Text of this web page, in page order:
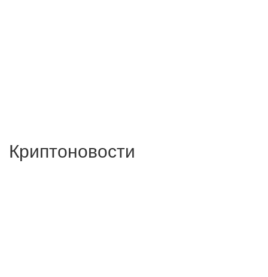
Криптоновости